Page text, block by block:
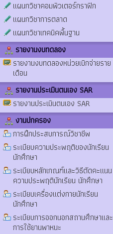
แผนกวิชาคอมพิวเตอร์กราฟิก
แผนกวิชาการตลาด
แผนกวิชาเทคนิคพื้นฐาน
รายงานงบทดลอง
รายงานงบทดลองหน่วยเบิกจ่ายราย
เดือน
รายงานประเมินตนเอง SAR
รายงานประเมินตนเอง SAR
งานปกครอง
การฝึกประสบการณ์วิชาชีพ
ระเบียบความประพฤติของนักเรียน
นักศึกษา
ระเบียบหลักเกณฑ์และวิธีตัดคะแนน
ความประพฤตินักเรียน นักศึกษา
ระเบียบเครื่องแต่งกายนักเรียน
นักศึกษา
ระเบียบการออกนอกสถานศึกษาและ
การใช้ยานพาหนะ